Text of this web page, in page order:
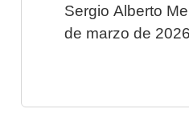
Sergio Alberto
de marzo de